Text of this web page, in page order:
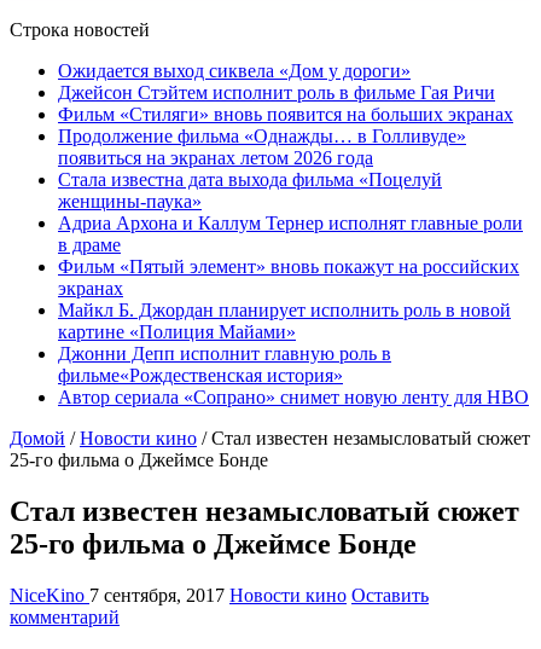
Строка новостей
Ожидается выход сиквела «Дом у дороги»
Джейсон Стэйтем исполнит роль в фильме Гая Ричи
Фильм «Стиляги» вновь появится на больших экранах
Продолжение фильма «Однажды… в Голливуде»
появиться на экранах летом 2026 года
Стала известна дата выхода фильма «Поцелуй
женщины-паука»
Адриа Архона и Каллум Тернер исполнят главные роли
в драме
Фильм «Пятый элемент» вновь покажут на российских
экранах
Майкл Б. Джордан планирует исполнить роль в новой
картине «Полиция Майами»
Джонни Депп исполнит главную роль в
фильме«Рождественская история»
Автор сериала «Сопрано» снимет новую ленту для HBO
Домой / Новости кино / Стал известен незамысловатый сюжет
25-го фильма о Джеймсе Бонде
Стал известен незамысловатый сюжет
25-го фильма о Джеймсе Бонде
NiceKino 7 сентября, 2017 Новости кино Оставить
комментарий